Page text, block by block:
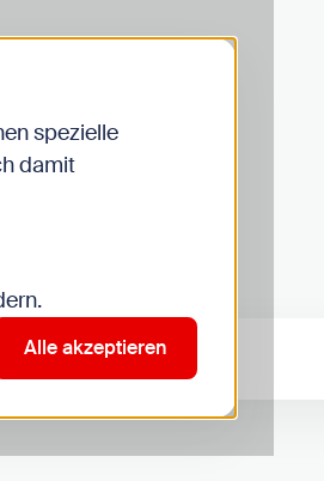
spezielle
damit
Alle akzeptieren